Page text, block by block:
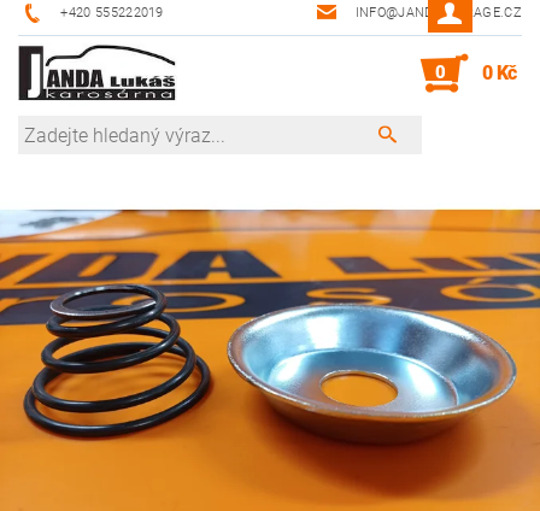
+420 555222019 INFO@JANDA-GARAGE.CZ
0 0 Kč